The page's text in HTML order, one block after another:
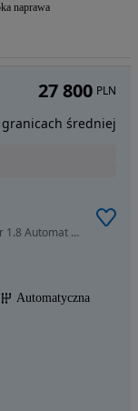
naprawa
1796 cm3 • 184 KM • Zadbany Sedan Kompressor 1.8 Automat Alu Command Harman/Karton
Automatyczna
27 800 PLN
granicach średniej